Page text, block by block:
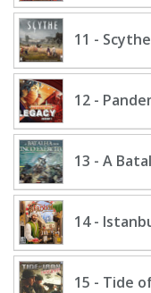
11 - Scythe
12 -
13 - A
14 -
15 - Tide